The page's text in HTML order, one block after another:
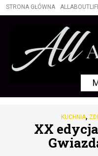
STRONA GŁÓWNA
KUCHNIA,
XX